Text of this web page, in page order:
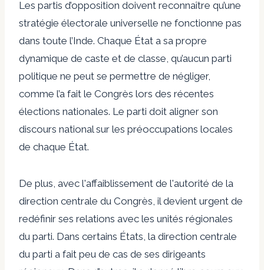
Les partis d’opposition doivent reconnaître qu’une
stratégie électorale universelle ne fonctionne pas
dans toute l’Inde. Chaque État a sa propre
dynamique de caste et de classe, qu’aucun parti
politique ne peut se permettre de négliger,
comme l’a fait le Congrès lors des récentes
élections nationales. Le parti doit aligner son
discours national sur les préoccupations locales
de chaque État.
De plus, avec l'affaiblissement de l'autorité de la
direction centrale du Congrès, il devient urgent de
redéfinir ses relations avec les unités régionales
du parti. Dans certains États, la direction centrale
du parti a fait peu de cas de ses dirigeants